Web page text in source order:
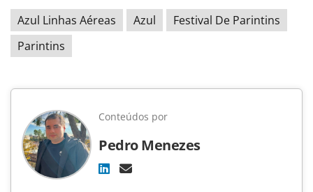
Azul Linhas Aéreas Azul
Festival De Parintins
Parintins
Conteúdos por
Pedro Menezes